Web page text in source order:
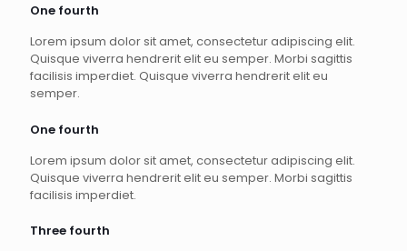
One fourth
Lorem ipsum dolor sit amet, consectetur adipiscing elit.
Quisque viverra hendrerit elit eu semper. Morbi sagittis
facilisis imperdiet. Quisque viverra hendrerit elit eu
semper.
One fourth
Lorem ipsum dolor sit amet, consectetur adipiscing elit.
Quisque viverra hendrerit elit eu semper. Morbi sagittis
facilisis imperdiet.
Three fourth